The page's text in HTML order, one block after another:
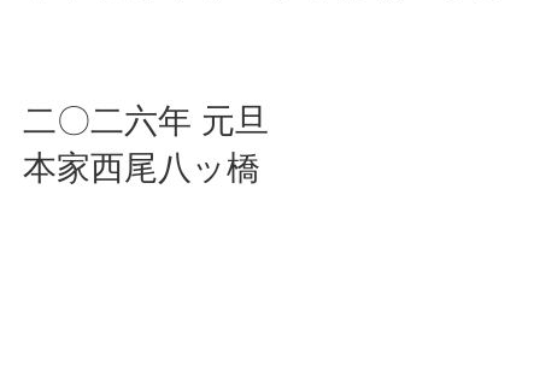
二〇二六年 元旦
本家西尾八ッ橋